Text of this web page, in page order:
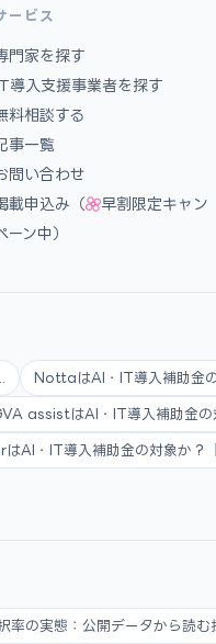
ービス
門家を探す
導入支援事業者を探す
料相談する
事一覧
問い合わせ
載申込み（
早割限定キャン
ーン中）
NottaはAI・IT導入補助金
assistはAI・IT導入補助金の
AI・IT導入補助金の対象か？
率の実態：公開データから読む